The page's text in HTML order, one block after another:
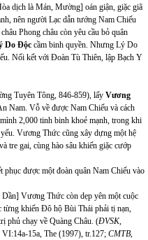
dịch là Mán, Mường] oán giận, giặc giã
nên người Lạc dẫn tướng Nam Chiếu
Phong châu còn yêu cầu bỏ quân
Do Độc cầm binh quyền. Nhưng Lý Do
Nối kết với Đoàn Tù Thiên, lập Bạch Y
Tuyên Tông, 846-859), lấy Vương
Nam. Vỗ về được Nam Chiếu và cách
2,000 tinh binh khoẻ mạnh, trong khi
Vương Thức cũng xây dựng một hệ
tre gai, cùng hào sâu khiến giặc cướp
được một đoàn quân Nam Chiếu vào
Vương Thức còn dẹp yên một cuộc
khiến Đô hộ Bùi Thái phải tị nạn,
phủ chạy về Quàng Châu. (ĐVSK,
15a, The (1997), tr.127; CMTB,